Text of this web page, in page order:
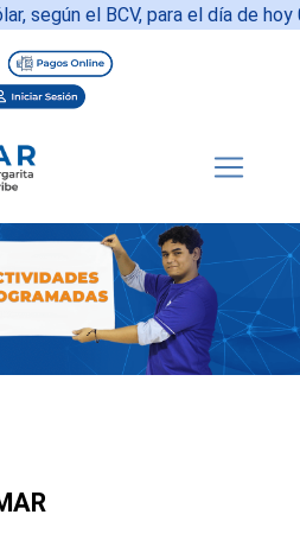
según el BCV, para el día de hoy